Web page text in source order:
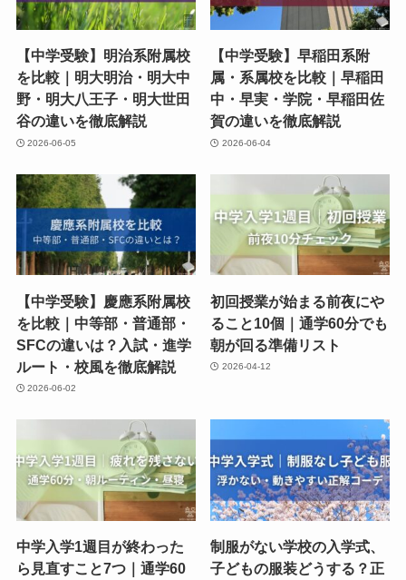
【中学受験】明治系附属校
を比較｜明大明治・明大中
野・明大八王子・明大世田
谷の違いを徹底解説
2026-06-05
【中学受験】早稲田系附
属・系属校を比較｜早稲田
中・早実・学院・早稲田佐
賀の違いを徹底解説
2026-06-04
【中学受験】慶應系附属校
を比較｜中等部・普通部・
SFCの違いは？入試・進学
ルート・校風を徹底解説
2026-06-02
初回授業が始まる前夜にや
ること10個｜通学60分でも
朝が回る準備リスト
2026-04-12
中学入学1週目が終わった
ら見直すこと7つ｜通学60
制服がない学校の入学式、
子どもの服装どうする？正